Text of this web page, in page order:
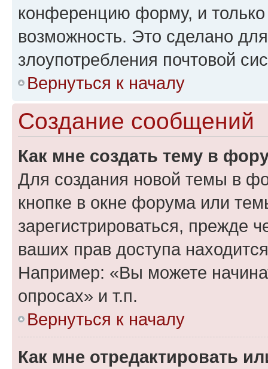
конференцию форму, и
возможность. Это сделано
злоупотребления почтовой
Вернуться к началу
Создание сообщений
Как мне создать тему в
Для создания новой темы в
кнопке в окне форума или
зарегистрироваться, прежде
ваших прав доступа
Например: «Вы можете
опросах» и т.п.
Вернуться к началу
Как мне отредактировать